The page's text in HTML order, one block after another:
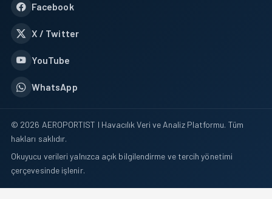
Facebook
X / Twitter
YouTube
WhatsApp
© 2026 AEROPORTIST I Havacılık Veri ve Analiz Platformu. Tüm
hakları saklıdır.
Okuyucu verileri yalnızca açık bilgilendirme ve tercih yönetimi
çerçevesinde işlenir.